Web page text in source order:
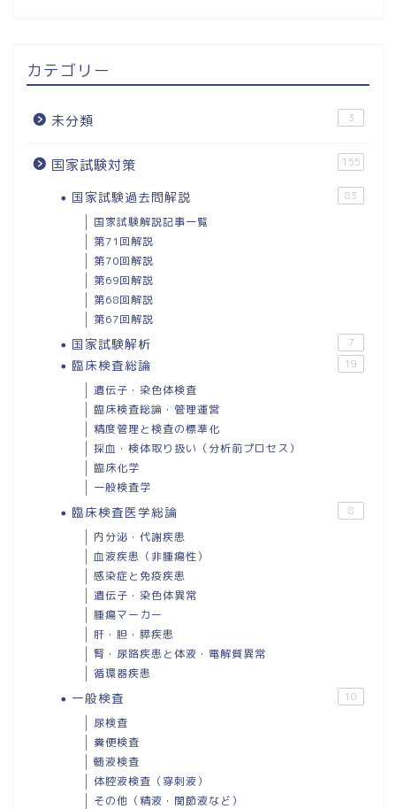
カテゴリー
未分類 3
国家試験対策 155
国家試験過去問解説 83
国家試験解説記事一覧
第71回解説
第70回解説
第69回解説
第68回解説
第67回解説
国家試験解析 7
臨床検査総論 19
遺伝子・染色体検査
臨床検査総論・管理運営
精度管理と検査の標準化
採血・検体取り扱い（分析前プロセス）
臨床化学
一般検査学
臨床検査医学総論 8
内分泌・代謝疾患
血液疾患（非腫瘍性）
感染症と免疫疾患
遺伝子・染色体異常
腫瘍マーカー
肝・胆・膵疾患
腎・尿路疾患と体液・電解質異常
循環器疾患
一般検査 10
尿検査
糞便検査
髄液検査
体腔液検査（穿刺液）
その他（精液・関節液など）